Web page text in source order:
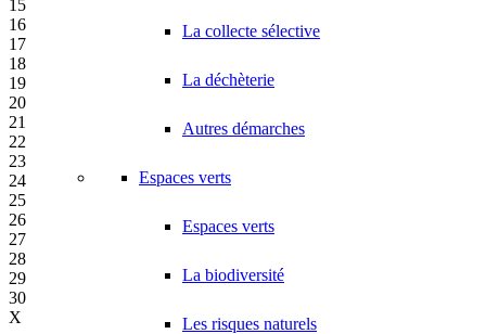
La collecte sélective
La déchèterie
Autres démarches
Espaces verts
Espaces verts
La biodiversité
Les risques naturels
15
16
17
18
19
20
21
22
23
24
25
26
27
28
29
30
X